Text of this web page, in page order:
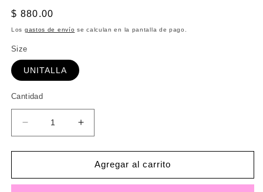
Precio
habitual
$ 880.00
Los gastos de envío se calculan en la pantalla de pago.
Size
UNITALLA
Cantidad
Reducir
cantidad
para
DE
Aumentar
cantidad
para
FALDA
DE
Agregar al carrito